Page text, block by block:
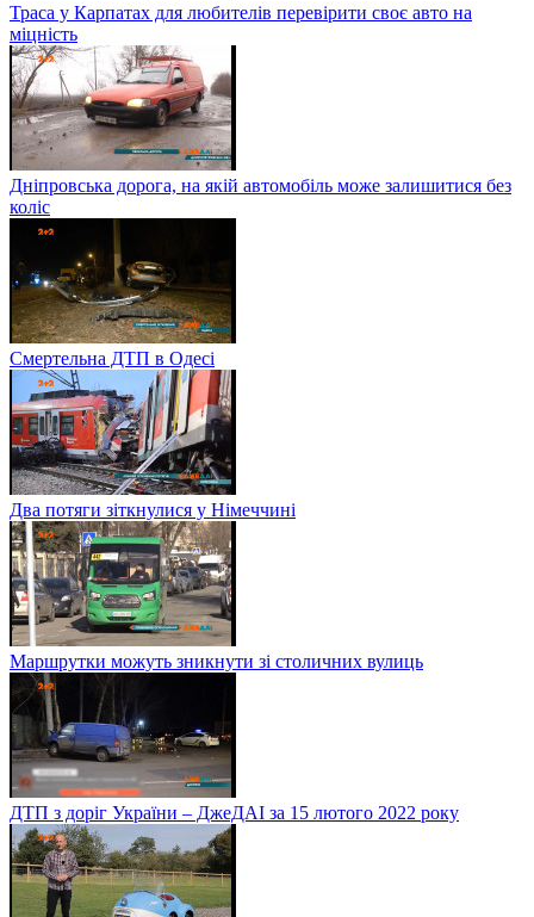
Траса у Карпатах для любителів перевірити своє авто на
міцність
Дніпровська дорога, на якій автомобіль може залишитися без
коліс
Смертельна ДТП в Одесі
Два потяги зіткнулися у Німеччині
Маршрутки можуть зникнути зі столичних вулиць
ДТП з доріг України – ДжеДАІ за 15 лютого 2022 року